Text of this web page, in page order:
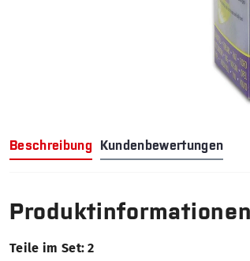
Beschreibung Kundenbewertungen
Teile im Set: 2